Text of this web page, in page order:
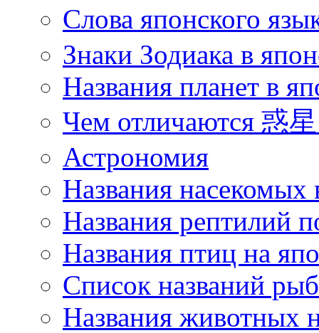
Слова японского
Знаки Зодиака в
Названия планет в
Чем отличаются 惑
Астрономия
Названия насекомых
Названия рептилий
Названия птиц на
Список названий
Названия животных